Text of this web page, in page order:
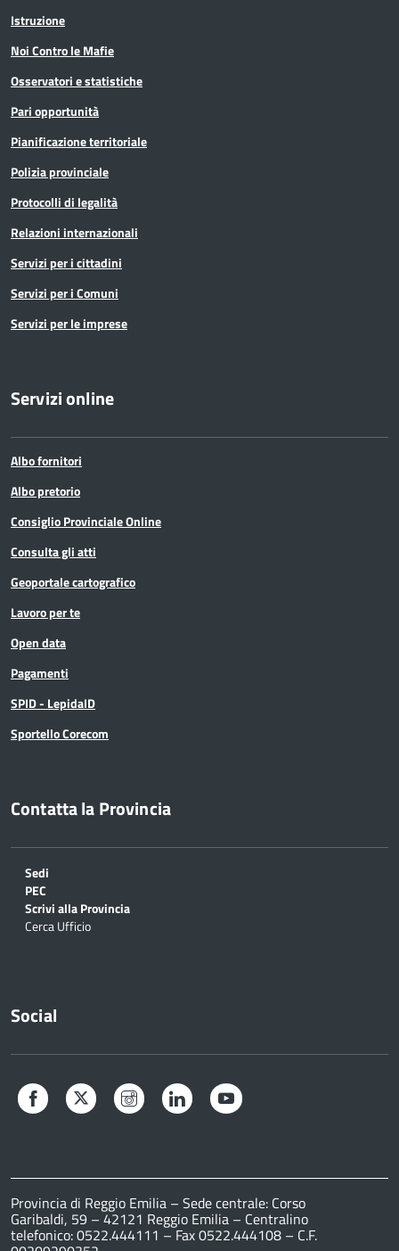
Istruzione
Noi Contro le Mafie
Osservatori e statistiche
Pari opportunità
Pianificazione territoriale
Polizia provinciale
Protocolli di legalità
Relazioni internazionali
Servizi per i cittadini
Servizi per i Comuni
Servizi per le imprese
Servizi online
Albo fornitori
Albo pretorio
Consiglio Provinciale Online
Consulta gli atti
Geoportale cartografico
Lavoro per te
Open data
Pagamenti
SPID - LepidaID
Sportello Corecom
Contatta la Provincia
Sedi
PEC
Scrivi alla Provincia
Cerca Ufficio
Social
Facebook Twitter Instagram LinkedIn
Provincia di Reggio Emilia – Sede centrale: Corso
Garibaldi, 59 – 42121 Reggio Emilia – Centralino
telefonico: 0522.444111 – Fax 0522.444108 – C.F.